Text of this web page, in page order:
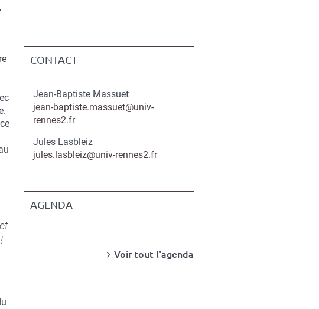
CONTACT
Jean-Baptiste Massuet
jean-baptiste.massuet@univ-
rennes2.fr
Jules Lasbleiz
jules.lasbleiz@univ-rennes2.fr
AGENDA
Voir tout l'agenda